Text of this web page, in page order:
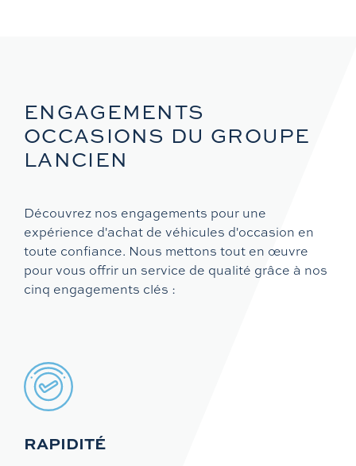
ENGAGEMENTS
OCCASIONS DU GROUPE
LANCIEN
Découvrez nos engagements pour une
expérience d'achat de véhicules d'occasion en
toute confiance. Nous mettons tout en œuvre
pour vous offrir un service de qualité grâce à nos
cinq engagements clés :
RAPIDITÉ